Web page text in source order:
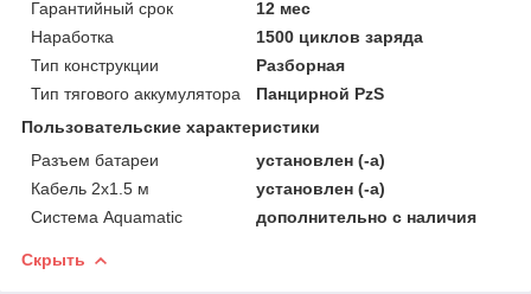
Гарантийный срок
12 мес
Наработка
1500 циклов заряда
Тип конструкции
Разборная
Тип тягового аккумулятора
Панцирной PzS
Пользовательские характеристики
Разъем батареи
установлен (-а)
Кабель 2х1.5 м
установлен (-а)
Система Aquamatic
дополнительно с наличия
Скрыть